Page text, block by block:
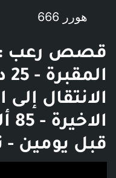
هورر 666
قصص رعب :
الانتقال
قبل يومين -